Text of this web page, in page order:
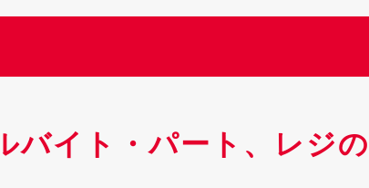
バイト・パート、レジ